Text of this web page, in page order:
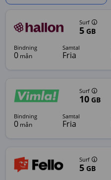
Surf
5GB
bindning
0 mån
samtal
Fria
Surf
10GB
bindning
0 mån
samtal
Fria
Surf
5GB